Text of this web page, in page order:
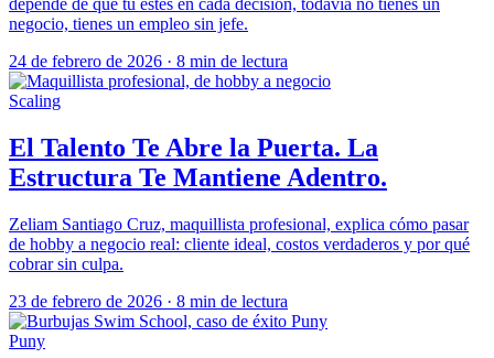
depende de que tú estés en cada decisión, todavía no tienes un
negocio, tienes un empleo sin jefe.
24 de febrero de 2026 · 8 min de lectura
Scaling
El Talento Te Abre la Puerta. La
Estructura Te Mantiene Adentro.
Zeliam Santiago Cruz, maquillista profesional, explica cómo pasar
de hobby a negocio real: cliente ideal, costos verdaderos y por qué
cobrar sin culpa.
23 de febrero de 2026 · 8 min de lectura
Puny